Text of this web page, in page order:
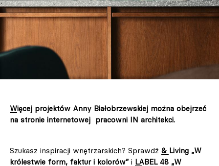
Więcej projektów Anny Białobrzewskiej można obejrzeć
na stronie internetowej pracowni IN architekci.
Szukasz inspiracji wnętrzarskich? Sprawdź & Living „W
królestwie form, faktur i kolorów” i LABEL 48 „W